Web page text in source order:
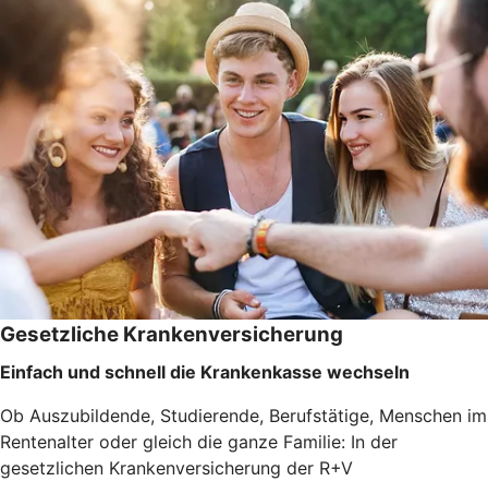
Gesetzliche Krankenversicherung
Einfach und schnell die Krankenkasse wechseln
Ob Auszubildende, Studierende, Berufstätige, Menschen im
Rentenalter oder gleich die ganze Familie: In der
gesetzlichen Krankenversicherung der R+V